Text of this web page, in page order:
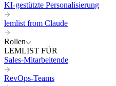
KI-gestützte Personalisierung
lemlist from Claude
Rollen
LEMLIST FÜR
Sales-Mitarbeitende
RevOps-Teams